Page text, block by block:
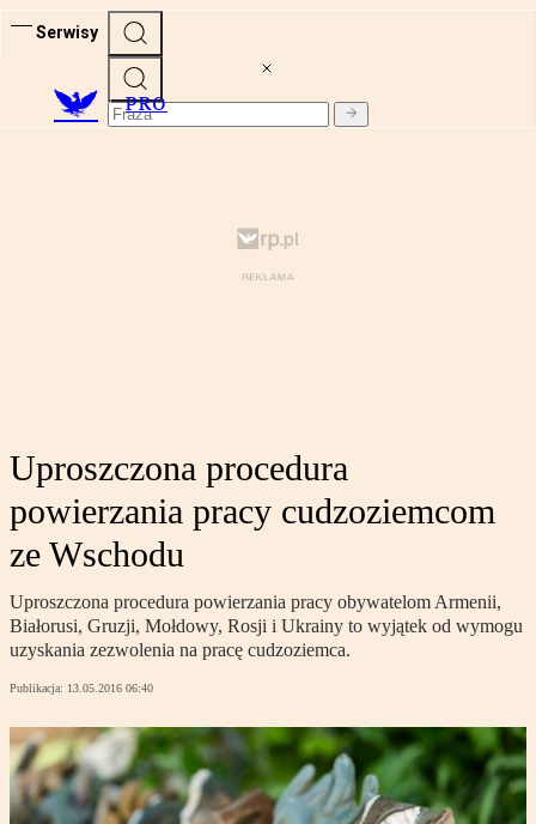
Serwisy
PRO
Uproszczona procedura
powierzania pracy cudzoziemcom
ze Wschodu
Uproszczona procedura powierzania pracy obywatelom Armenii,
Białorusi, Gruzji, Mołdowy, Rosji i Ukrainy to wyjątek od wymogu
uzyskania zezwolenia na pracę cudzoziemca.
Publikacja: 13.05.2016 06:40